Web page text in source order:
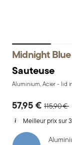
Midnight Blue
Sauteuse
Aluminium, Acier - lid
57,95 € 115,90 €
Meilleur prix sur